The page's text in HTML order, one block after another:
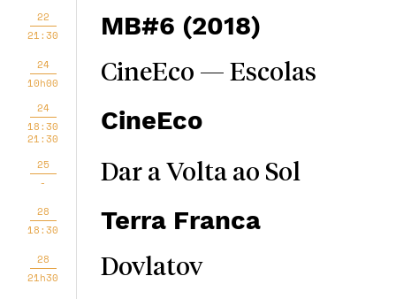
22
21:30
MB#6 (2018)
24
10h00
CineEco — Escolas
24
18:30
21:30
CineEco
25
-
Dar a Volta ao Sol
28
18:30
Terra Franca
28
21h30
Dovlatov